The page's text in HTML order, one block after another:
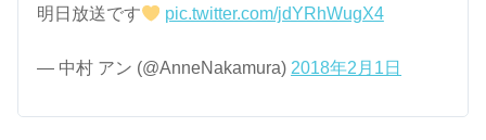
明日放送です
pic.twitter.com/jdYRhWugX4
— 中村 アン (@AnneNakamura) 2018年2月1日